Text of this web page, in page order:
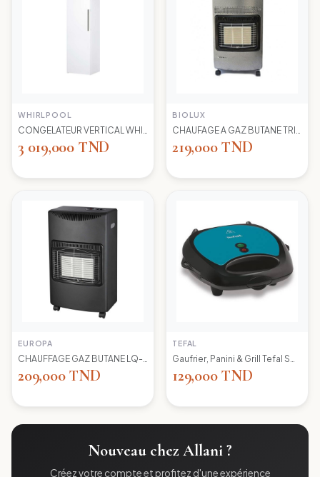
WHIRLPOOL
3 019,000 TND
BIOLUX
219,000 TND
EUROPA
209,000 TND
TEFAL
129,000 TND
Nouveau chez Allani ?
Créez votre compte et profitez d'une expérience